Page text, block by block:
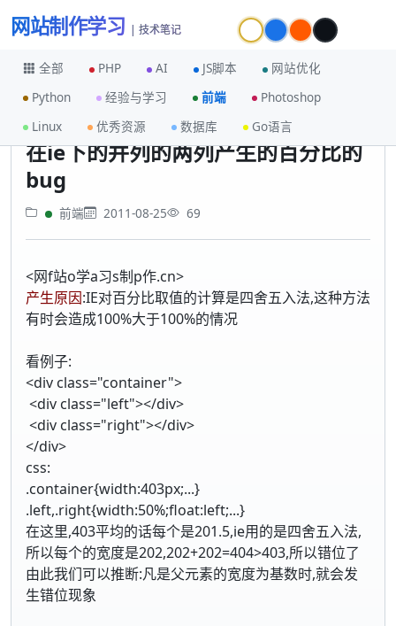
网站制作学习 | 技术笔记
全部 PHP AI JS脚本
网站优化
Python
经验与学习 前端
Photoshop
Linux
优秀资源 数据库 Go语言
首页 在ie下的并列的两列产生的百分比的bug
在ie下的并列的两列产生的百分比的
bug
前端 2011-08-25 69
<网f站o学a习s制p作.cn>
产生原因:IE对百分比取值的计算是四舍五入法,这种方法
有时会造成100%大于100%的情况
看例子:
<div class="container">
<div class="left"></div>
<div class="right"></div>
</div>
css:
.container{width:403px;...}
.left,.right{width:50%;float:left;...}
在这里,403平均的话每个是201.5,ie用的是四舍五入法,
所以每个的宽度是202,202+202=404>403,所以错位了
由此我们可以推断:凡是父元素的宽度为基数时,就会发
生错位现象